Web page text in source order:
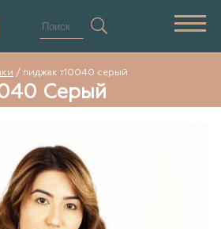
/ пиджак т10040 серый
Серый